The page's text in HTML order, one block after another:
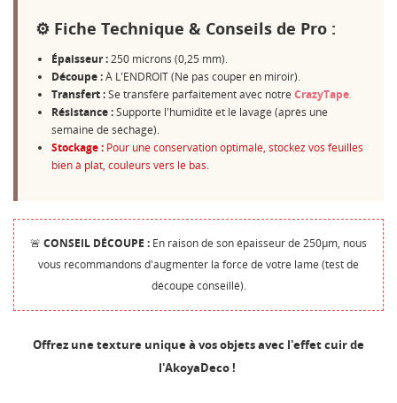
⚙️ Fiche Technique & Conseils de Pro :
Épaisseur :250 microns (0,25 mm).
Découpe :À L'ENDROIT (Ne pas couper en miroir).
Transfert :Se transfère parfaitement avec notre CrazyTape.
Résistance :Supporte l'humidité et le lavage (après une
semaine de séchage).
Stockage : Pour une conservation optimale, stockez vos feuilles
bien à plat, couleurs vers le bas.
🚨 CONSEIL DÉCOUPE : En raison de son épaisseur de 250µm, nous
vous recommandons d'augmenter la force de votre lame (test de
découpe conseillé).
Offrez une texture unique à vos objets avec l'effet cuir de
l'AkoyaDeco !